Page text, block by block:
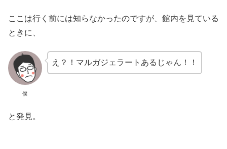
ここは行く前には知らなかったのですが、館内を見ている
ときに、
僕
え？！マルガジェラートあるじゃん！！
と発見。